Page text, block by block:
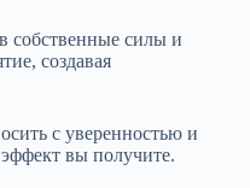
собственные силы и
создавая
с уверенностью и
вы получите.